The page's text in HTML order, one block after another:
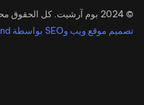
© 2024 بوم آرشيت. كل الحقوق محفوظة.
تصميم موقع ويب وSEO بواسطة HiT.Land